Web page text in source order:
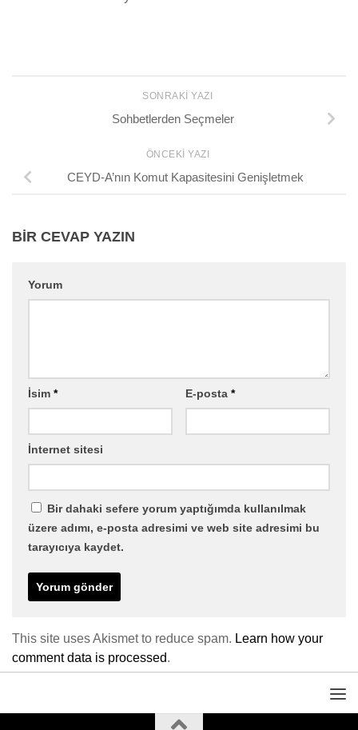
SONRAKI YAZI
Sohbetlerden Seçmeler
ÖNCEKI YAZI
CEYD-A’nın Komut Kapasitesini Genişletmek
BIR CEVAP YAZIN
Yorum
İsim * E-posta *
İnternet sitesi
Bir dahaki sefere yorum yaptığımda kullanılmak
üzere adımı, e-posta adresimi ve web site adresimi bu
tarayıcıya kaydet.
This site uses Akismet to reduce spam. Learn how your
comment data is processed.